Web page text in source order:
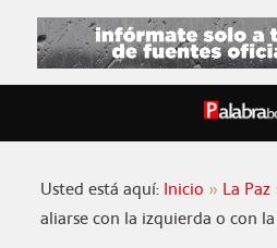
Usted está aquí: Inicio La Paz
aliarse con la izquierda o con